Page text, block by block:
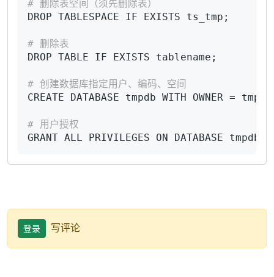
# 删除表空间（须先删除表）
DROP TABLESPACE IF EXISTS ts_tmp;
# 删除表
DROP TABLE IF EXISTS tablename;
# 创建数据库指定用户、编码、空间
CREATE DATABASE tmpdb WITH OWNER =
# 用户授权
GRANT ALL PRIVILEGES ON DATABASE tmpdb
登录 写评论